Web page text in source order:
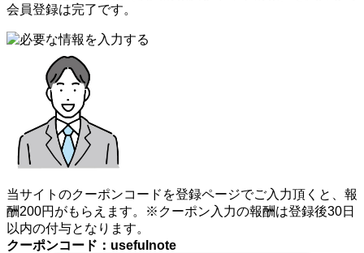
会員登録は完了です。
当サイトのクーポンコードを登録ページでご入力頂くと、報
酬200円がもらえます。※クーポン入力の報酬は登録後30日
以内の付与となります。
クーポンコード：usefulnote